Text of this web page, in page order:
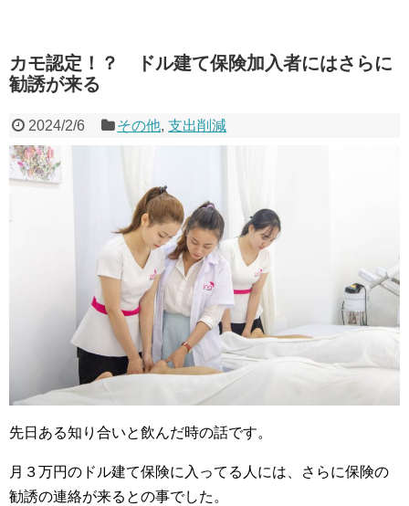
カモ認定！？ ドル建て保険加入者にはさらに
勧誘が来る
2024/2/6 その他,支出削減
先日ある知り合いと飲んだ時の話です。
月３万円のドル建て保険に入ってる人には、さらに保険の
勧誘の連絡が来るとの事でした。